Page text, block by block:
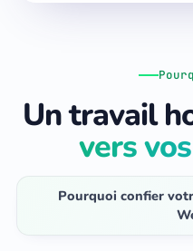
Un travail
vers
Pourquoi confier